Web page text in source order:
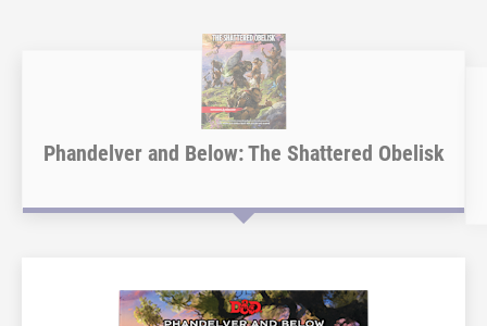
Phandelver and Below: The Shattered Obelisk